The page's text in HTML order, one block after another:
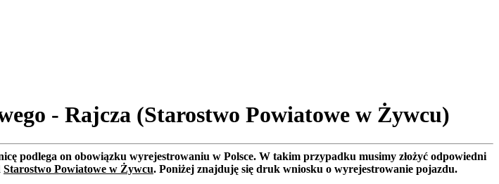
- Rajcza (Starostwo Powiatowe w Żywcu)
podlega on obowiązku wyrejestrowaniu w Polsce. W takim przypadku musimy złożyć odpowiedni
Starostwo Powiatowe w Żywcu. Poniżej znajduję się druk wniosku o wyrejestrowanie pojazdu.